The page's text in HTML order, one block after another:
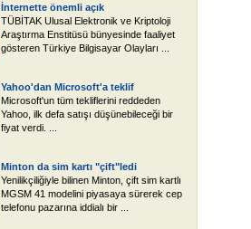
İnternette önemli açık
TÜBİTAK Ulusal Elektronik ve Kriptoloji
Araştırma Enstitüsü bünyesinde faaliyet
gösteren Türkiye Bilgisayar Olayları ...
Yahoo'dan Microsoft'a teklif
Microsoft'un tüm tekliflerini reddeden
Yahoo, ilk defa satışı düşünebileceği bir
fiyat verdi. ...
Minton da sim kartı "çift"ledi
Yenilikçiliğiyle bilinen Minton, çift sim kartlı
MGSM 41 modelini piyasaya sürerek cep
telefonu pazarına iddialı bir ...